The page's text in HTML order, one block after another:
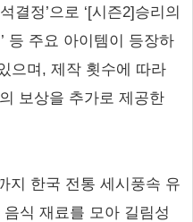
결정’으로 ‘[시즌2]승리의
등 주요 아이템이 등장하
으며, 제작 횟수에 따라
의 보상을 추가로 제공한
지 한국 전통 세시풍속 유
식 재료를 모아 길림성